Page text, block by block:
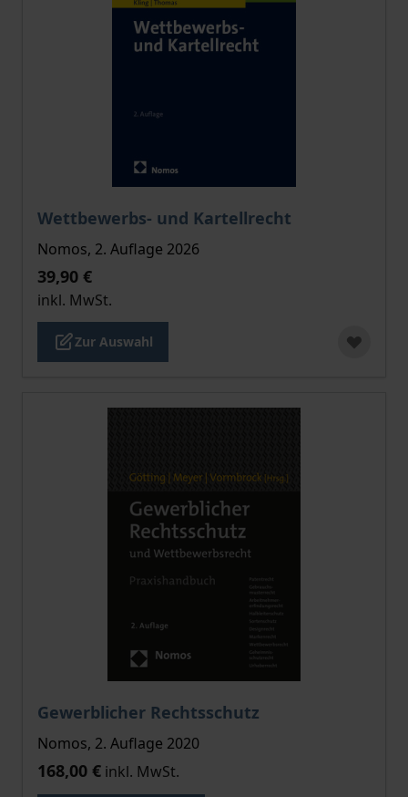
Wettbewerbs- und Kartellrecht
Der Preis dieses Titels richtet sich nach der
Nomos, 2. Auflage 2026
39,90 €
inkl. MwSt.
Zur Auswahl
Gewerblicher Rechtsschutz
Nomos, 2. Auflage 2020
168,00 € inkl. MwSt.